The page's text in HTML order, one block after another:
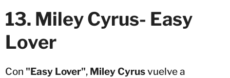
13. Miley Cyrus- Easy
Lover
Con "Easy Lover", Miley Cyrusvuelve a